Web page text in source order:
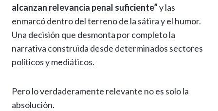
alcanzan relevancia penal suficiente”y las
enmarcó dentro del terreno de la sátira y el humor.
Una decisión que desmonta por completo la
narrativa construida desde determinados sectores
políticos y mediáticos.
Pero lo verdaderamente relevante no es solo la
absolución.